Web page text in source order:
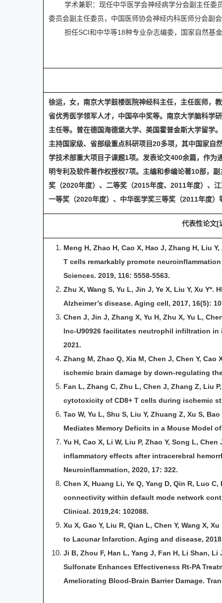
学术兼职：现任中华医学会神经病学分会副主任委
委员会副主任委员，中国医师协会神经内科医师分会副
担任SCI和中华等18种专业杂志编委，国家自然基
徐运，女，南京大学鼓楼医院神经科主任，主任医师，
省优秀医学领军人才，中国卒中奖等。南京大学脑科学
主任等。曾在德国海德堡大学、美国霍普金斯大学留学。
主持国家级、省部级重点科研项目20多项，其中国家自
学技术部重大项目子课题1项。发表论文400余篇，作为
明专利及软件著作权授权7项。主编和参编论著10部，副
奖（2020年度）、二等奖（2015年度、 2011年度）、
一等奖（2020年度）、中华医学奖三等奖（2011年度）
代表性论文[
Meng H, Zhao H, Cao X, Hao J, Zhang H, Liu
T cells remarkably promote
Sciences. 2019, 116: 5558-5563.
Zhu X, Wang S, Yu L, Jin J, Ye X, Liu Y, Xu
Alzheimer’s disease. Aging cell, 2017, 16(5):
Chen J, Jin J, Zhang X, Yu H, Zhu X, Yu L,
lnc-U90926 facilitates neutrophil infiltration in
2021.
Zhang M, Zhao Q, Xia M, Chen J, Chen Y, Cao
ischemic brain damage by down-regulating
Fan L, Zhang C, Zhu L, Chen J, Zhang Z, Liu
cytotoxicity of CD8+ T cells during ischemic
Tao W, Yu L, Shu S, Liu Y, Zhuang Z, Xu S,
Mediates Memory Deficits in a Mouse Model
Yu H, Cao X, Li W, Liu P, Zhao Y, Song L,
inflammatory effects after intracerebral
Neuroinflammation, 2020, 17: 322.
Chen X, Huang Li, Ye Q, Yang D, Qin R, Luo
connectivity within default mode network
Clinical. 2019,24: 102088.
Xu X, Gao Y, Liu R, Qian L, Chen Y, Wang X,
to Lacunar Infarction. Aging and disease,
Ji B, Zhou F, Han L, Yang J, Fan H, Li Shan,
Sulfonate Enhances Effectiveness Rt-PA
Ameliorating Blood-Brain Barrier Damage.